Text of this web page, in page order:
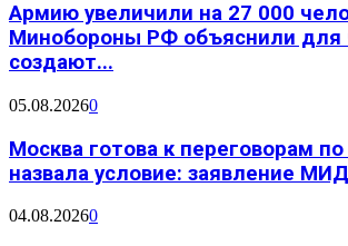
Армию увеличили на 27 000
Минобороны РФ объяснили для
создают...
05.08.20260
Москва готова к переговорам
назвала условие: заявление
04.08.20260